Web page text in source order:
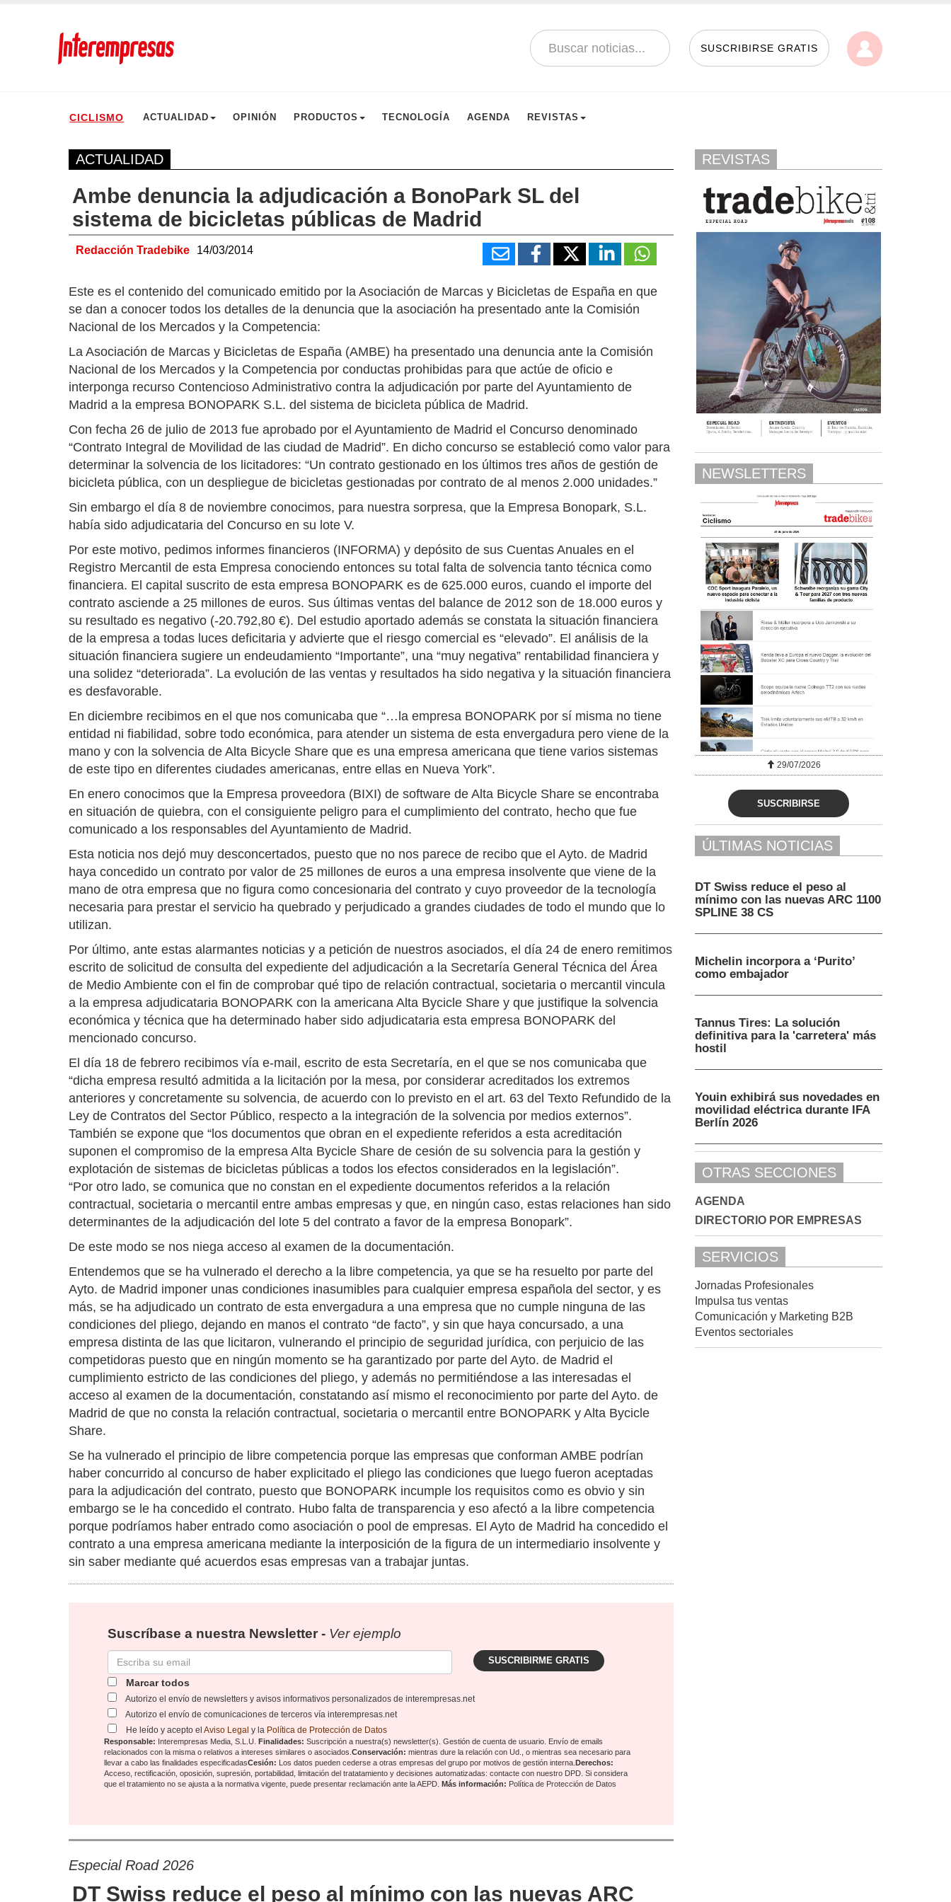
SUSCRIBIRSE GRATIS
CICLISMO ACTUALIDAD OPINIÓN PRODUCTOS TECNOLOGÍA AGENDA REVISTAS
ACTUALIDAD
Ambe denuncia la adjudicación a BonoPark SL del
sistema de bicicletas públicas de Madrid
Redacción Tradebike 14/03/2014
Este es el contenido del comunicado emitido por la Asociación de Marcas y Bicicletas de España en que
se dan a conocer todos los detalles de la denuncia que la asociación ha presentado ante la Comisión
Nacional de los Mercados y la Competencia:
La Asociación de Marcas y Bicicletas de España (AMBE) ha presentado una denuncia ante la Comisión
Nacional de los Mercados y la Competencia por conductas prohibidas para que actúe de oficio e
interponga recurso Contencioso Administrativo contra la adjudicación por parte del Ayuntamiento de
Madrid a la empresa BONOPARK S.L. del sistema de bicicleta pública de Madrid.
Con fecha 26 de julio de 2013 fue aprobado por el Ayuntamiento de Madrid el Concurso denominado
“Contrato Integral de Movilidad de las ciudad de Madrid”. En dicho concurso se estableció como valor para
determinar la solvencia de los licitadores: “Un contrato gestionado en los últimos tres años de gestión de
bicicleta pública, con un despliegue de bicicletas gestionadas por contrato de al menos 2.000 unidades.”
Sin embargo el día 8 de noviembre conocimos, para nuestra sorpresa, que la Empresa Bonopark, S.L.
había sido adjudicataria del Concurso en su lote V.
Por este motivo, pedimos informes financieros (INFORMA) y depósito de sus Cuentas Anuales en el
Registro Mercantil de esta Empresa conociendo entonces su total falta de solvencia tanto técnica como
financiera. El capital suscrito de esta empresa BONOPARK es de 625.000 euros, cuando el importe del
contrato asciende a 25 millones de euros. Sus últimas ventas del balance de 2012 son de 18.000 euros y
su resultado es negativo (-20.792,80 €). Del estudio aportado además se constata la situación financiera
de la empresa a todas luces deficitaria y advierte que el riesgo comercial es “elevado”. El análisis de la
situación financiera sugiere un endeudamiento “Importante”, una “muy negativa” rentabilidad financiera y
una solidez “deteriorada”. La evolución de las ventas y resultados ha sido negativa y la situación financiera
es desfavorable.
En diciembre recibimos en el que nos comunicaba que “…la empresa BONOPARK por sí misma no tiene
entidad ni fiabilidad, sobre todo económica, para atender un sistema de esta envergadura pero viene de la
mano y con la solvencia de Alta Bicycle Share que es una empresa americana que tiene varios sistemas
de este tipo en diferentes ciudades americanas, entre ellas en Nueva York”.
En enero conocimos que la Empresa proveedora (BIXI) de software de Alta Bicycle Share se encontraba
en situación de quiebra, con el consiguiente peligro para el cumplimiento del contrato, hecho que fue
comunicado a los responsables del Ayuntamiento de Madrid.
Esta noticia nos dejó muy desconcertados, puesto que no nos parece de recibo que el Ayto. de Madrid
haya concedido un contrato por valor de 25 millones de euros a una empresa insolvente que viene de la
mano de otra empresa que no figura como concesionaria del contrato y cuyo proveedor de la tecnología
necesaria para prestar el servicio ha quebrado y perjudicado a grandes ciudades de todo el mundo que lo
utilizan.
Por último, ante estas alarmantes noticias y a petición de nuestros asociados, el día 24 de enero remitimos
escrito de solicitud de consulta del expediente del adjudicación a la Secretaría General Técnica del Área
de Medio Ambiente con el fin de comprobar qué tipo de relación contractual, societaria o mercantil vincula
a la empresa adjudicataria BONOPARK con la americana Alta Bycicle Share y que justifique la solvencia
económica y técnica que ha determinado haber sido adjudicataria esta empresa BONOPARK del
mencionado concurso.
El día 18 de febrero recibimos vía e-mail, escrito de esta Secretaría, en el que se nos comunicaba que
“dicha empresa resultó admitida a la licitación por la mesa, por considerar acreditados los extremos
anteriores y concretamente su solvencia, de acuerdo con lo previsto en el art. 63 del Texto Refundido de la
Ley de Contratos del Sector Público, respecto a la integración de la solvencia por medios externos”.
También se expone que “los documentos que obran en el expediente referidos a esta acreditación
suponen el compromiso de la empresa Alta Bycicle Share de cesión de su solvencia para la gestión y
explotación de sistemas de bicicletas públicas a todos los efectos considerados en la legislación”.
“Por otro lado, se comunica que no constan en el expediente documentos referidos a la relación
contractual, societaria o mercantil entre ambas empresas y que, en ningún caso, estas relaciones han sido
determinantes de la adjudicación del lote 5 del contrato a favor de la empresa Bonopark”.
De este modo se nos niega acceso al examen de la documentación.
Entendemos que se ha vulnerado el derecho a la libre competencia, ya que se ha resuelto por parte del
Ayto. de Madrid imponer unas condiciones inasumibles para cualquier empresa española del sector, y es
más, se ha adjudicado un contrato de esta envergadura a una empresa que no cumple ninguna de las
condiciones del pliego, dejando en manos el contrato “de facto”, y sin que haya concursado, a una
empresa distinta de las que licitaron, vulnerando el principio de seguridad jurídica, con perjuicio de las
competidoras puesto que en ningún momento se ha garantizado por parte del Ayto. de Madrid el
cumplimiento estricto de las condiciones del pliego, y además no permitiéndose a las interesadas el
acceso al examen de la documentación, constatando así mismo el reconocimiento por parte del Ayto. de
Madrid de que no consta la relación contractual, societaria o mercantil entre BONOPARK y Alta Bycicle
Share.
Se ha vulnerado el principio de libre competencia porque las empresas que conforman AMBE podrían
haber concurrido al concurso de haber explicitado el pliego las condiciones que luego fueron aceptadas
para la adjudicación del contrato, puesto que BONOPARK incumple los requisitos como es obvio y sin
embargo se le ha concedido el contrato. Hubo falta de transparencia y eso afectó a la libre competencia
porque podríamos haber entrado como asociación o pool de empresas. El Ayto de Madrid ha concedido el
contrato a una empresa americana mediante la interposición de la figura de un intermediario insolvente y
sin saber mediante qué acuerdos esas empresas van a trabajar juntas.
Suscríbase a nuestra Newsletter - Ver ejemplo
SUSCRIBIRME GRATIS
Marcar todos
Autorizo el envío de newsletters y avisos informativos personalizados de interempresas.net
Autorizo el envío de comunicaciones de terceros vía interempresas.net
He leído y acepto elAviso Legal y la Política de Protección de Datos
Responsable: Interempresas Media, S.L.U.Finalidades: Suscripción a nuestra(s) newsletter(s). Gestión de cuenta de usuario. Envío de emails
relacionados con la misma o relativos a intereses similares o asociados.Conservación: mientras dure la relación con Ud., o mientras sea necesario para
llevar a cabo las finalidades especificadasCesión: Los datos pueden cederse a otrasempresas del grupo por motivos de gestión interna.Derechos:
Acceso, rectificación, oposición, supresión, portabilidad, limitación del tratatamiento y decisiones automatizadas:contacte con nuestro DPD . Si considera
que el tratamiento no se ajusta a la normativa vigente, puede presentar reclamación ante laAEPD .Más información: Política de Protección de Datos
Especial Road 2026
DT Swiss reduce el peso al mínimo con las nuevas ARC
REVISTAS
NEWSLETTERS
29/07/2026
SUSCRIBIRSE
ÚLTIMAS NOTICIAS
DT Swiss reduce el peso al
mínimo con las nuevas ARC 1100
SPLINE 38 CS
Michelin incorpora a ‘Purito’
como embajador
Tannus Tires: La solución
definitiva para la 'carretera' más
hostil
Youin exhibirá sus novedades en
movilidad eléctrica durante IFA
Berlín 2026
OTRAS SECCIONES
AGENDA
DIRECTORIO POR EMPRESAS
SERVICIOS
Jornadas Profesionales
Impulsa tus ventas
Comunicación y Marketing B2B
Eventos sectoriales